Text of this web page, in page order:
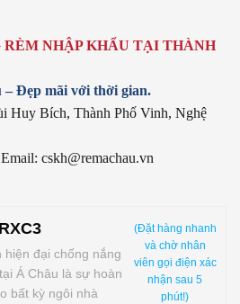
NHẬP KHẨU TẠI THÀNH
Đẹp mãi với thời gian.
Huy Bích, Thành Phố Vinh, Nghệ
cskh@remachau.vn
hiện đại chống nắng
Á Châu là sự hoàn
bất kỳ ngôi nhà
(Đặt hàng nhanh
và chờ nhân
viên gọi điện xác
nhận sau 5
phút!)